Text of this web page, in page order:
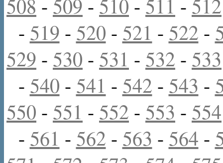
508 - 509 - 510 - 511 - 512
- 519 - 520 - 521 - 522 -
529 - 530 - 531 - 532 - 533
- 540 - 541 - 542 - 543 -
550 - 551 - 552 - 553 - 554
- 561 - 562 - 563 - 564 -